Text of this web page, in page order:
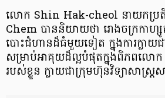
លោក Shin Hak-cheol នាយកប្រតិ
Chem បាន​និយាយថា រោងចក្រ​កាហ្សូ
បោះជំហាន​ដ៏ធំមួយទៀត​ ក្នុងការ​ក្លាយ​ជ
សម្រាប់​អាគុយដ៏ល្អបំផុត​ក្នុងពិភពលោ
របស់ខ្លួន ក្លាយ​ជា​ក្រុមហ៊ុន​វិទ្យាសាស្រ្